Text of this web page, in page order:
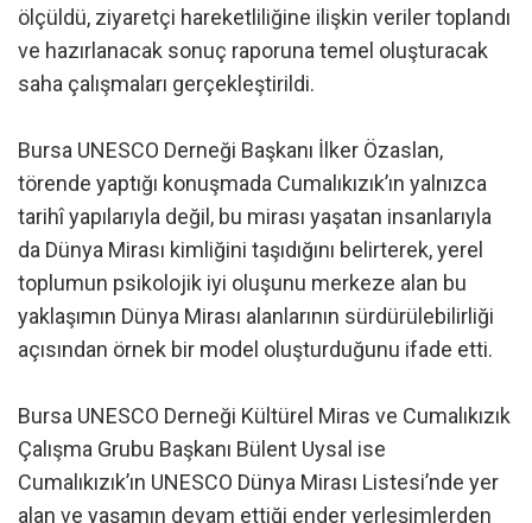
ölçüldü, ziyaretçi hareketliliğine ilişkin veriler toplandı
ve hazırlanacak sonuç raporuna temel oluşturacak
saha çalışmaları gerçekleştirildi.
Bursa UNESCO Derneği Başkanı İlker Özaslan,
törende yaptığı konuşmada Cumalıkızık’ın yalnızca
tarihî yapılarıyla değil, bu mirası yaşatan insanlarıyla
da Dünya Mirası kimliğini taşıdığını belirterek, yerel
toplumun psikolojik iyi oluşunu merkeze alan bu
yaklaşımın Dünya Mirası alanlarının sürdürülebilirliği
açısından örnek bir model oluşturduğunu ifade etti.
Bursa UNESCO Derneği Kültürel Miras ve Cumalıkızık
Çalışma Grubu Başkanı Bülent Uysal ise
Cumalıkızık’ın UNESCO Dünya Mirası Listesi’nde yer
alan ve yaşamın devam ettiği ender yerleşimlerden